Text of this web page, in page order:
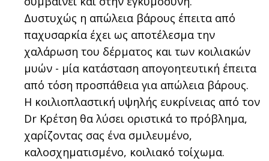
Δυστυχώς η απώλεια βάρους έπειτα από
παχυσαρκία έχει ως αποτέλεσμα την
χαλάρωση του δέρματος και των κοιλιακών
μυών - μία κατάσταση απογοητευτική έπειτα
από τόση προσπάθεια για απώλεια βάρους.
Η κοιλιοπλαστική υψηλής ευκρίνειας από τον
Dr Κρέτση θα λύσει οριστικά το πρόβλημα,
χαρίζοντας σας ένα σμιλευμένο,
καλοσχηματισμένο, κοιλιακό τοίχωμα.